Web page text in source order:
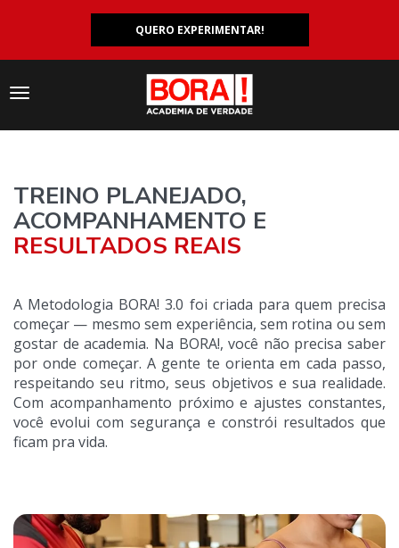
QUERO EXPERIMENTAR!
Navegação
TREINO PLANEJADO,
ACOMPANHAMENTO E
RESULTADOS REAIS
A Metodologia BORA! 3.0 foi criada para quem precisa
começar — mesmo sem experiência, sem rotina ou sem
gostar de academia. Na BORA!, você não precisa saber
por onde começar. A gente te orienta em cada passo,
respeitando seu ritmo, seus objetivos e sua realidade.
Com acompanhamento próximo e ajustes constantes,
você evolui com segurança e constrói resultados que
ficam pra vida.